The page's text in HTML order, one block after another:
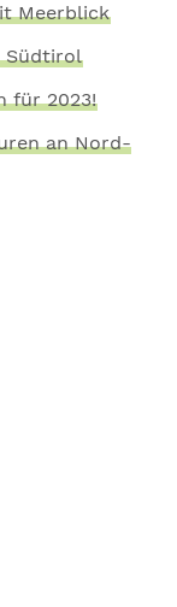
Meerblick
Südtirol
für 2023!
an Nord-